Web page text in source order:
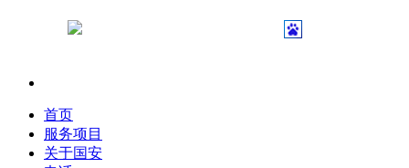
首页
服务项目
关于国安